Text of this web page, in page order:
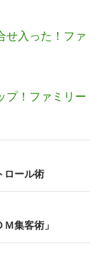
せ入った！ファ
プ！ファミリー
ロール術
集客術」